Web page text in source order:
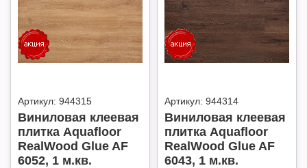
Артикул: 944315
Виниловая клеевая
плитка Aquafloor
RealWood Glue AF
6052, 1 м.кв.
Артикул: 944314
Виниловая клеевая
плитка Aquafloor
RealWood Glue AF
6043, 1 м.кв.